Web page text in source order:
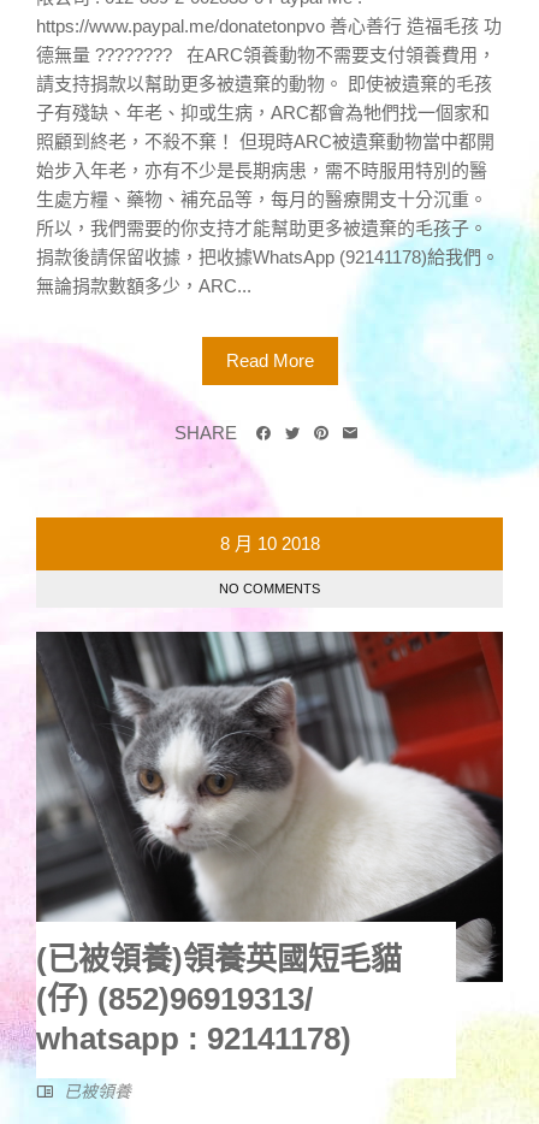
https://www.paypal.me/donatetonpvo 善心善行 造福毛孩 功
德無量 ???????? 在ARC領養動物不需要支付領養費用，
請支持捐款以幫助更多被遺棄的動物。 即使被遺棄的毛孩
子有殘缺、年老、抑或生病，ARC都會為牠們找一個家和
照顧到終老，不殺不棄！ 但現時ARC被遺棄動物當中都開
始步入年老，亦有不少是長期病患，需不時服用特別的醫
生處方糧、藥物、補充品等，每月的醫療開支十分沉重。
所以，我們需要的你支持才能幫助更多被遺棄的毛孩子。
捐款後請保留收據，把收據WhatsApp (92141178)給我們。
無論捐款數額多少，ARC...
Read More
SHARE
8 月 10 2018
NO COMMENTS
(已被領養)領養英國短毛貓
(仔) (852)96919313/
whatsapp : 92141178)
已被領養